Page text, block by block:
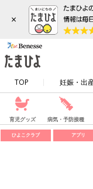
×
TOP 妊娠・出
育児グッズ 病気・予防接種
ひよこクラブ アプリ